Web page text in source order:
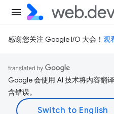
感谢您关注 Google I/O 大会！ 观
Google 会使用 AI 技术将内容翻
含错误。